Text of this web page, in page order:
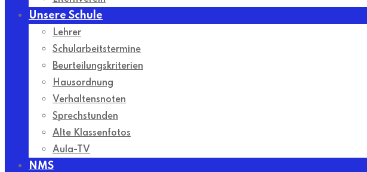
Unsere Schule
Lehrer
Schularbeitstermine
Beurteilungskriterien
Hausordnung
Verhaltensnoten
Sprechstunden
Alte Klassenfotos
Aula-TV
NMS